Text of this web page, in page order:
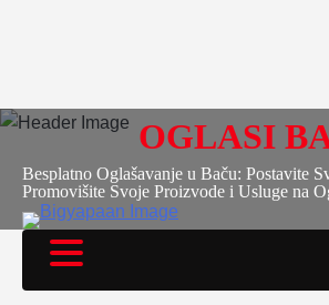
OGLASI
Besplatno Oglašavanje u Baču: Postavite
Promovišite Svoje Proizvode i Usluge na